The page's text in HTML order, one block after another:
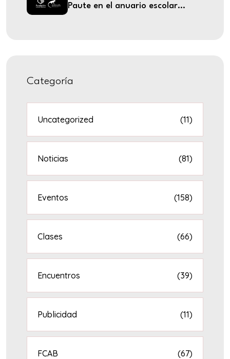
Paute en el anuario escolar...
Categoría
Uncategorized (11)
Noticias (81)
Eventos (158)
Clases (66)
Encuentros (39)
Publicidad (11)
FCAB (67)